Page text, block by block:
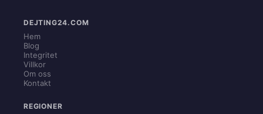
DEJTING24.COM
Hem
Blog
Integritet
Villkor
Om oss
Kontakt
REGIONER